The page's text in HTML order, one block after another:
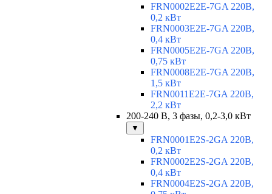
FRN0002E2E-7GA 220В,
0,2 кВт
FRN0003E2E-7GA 220В,
0,4 кВт
FRN0005E2E-7GA 220В,
0,75 кВт
FRN0008E2E-7GA 220В,
1,5 кВт
FRN0011E2E-7GA 220В,
2,2 кВт
200-240 В, 3 фазы, 0,2-3,0 кВт
▼
FRN0001E2S-2GA 220В,
0,2 кВт
FRN0002E2S-2GA 220В,
0,4 кВт
FRN0004E2S-2GA 220В,